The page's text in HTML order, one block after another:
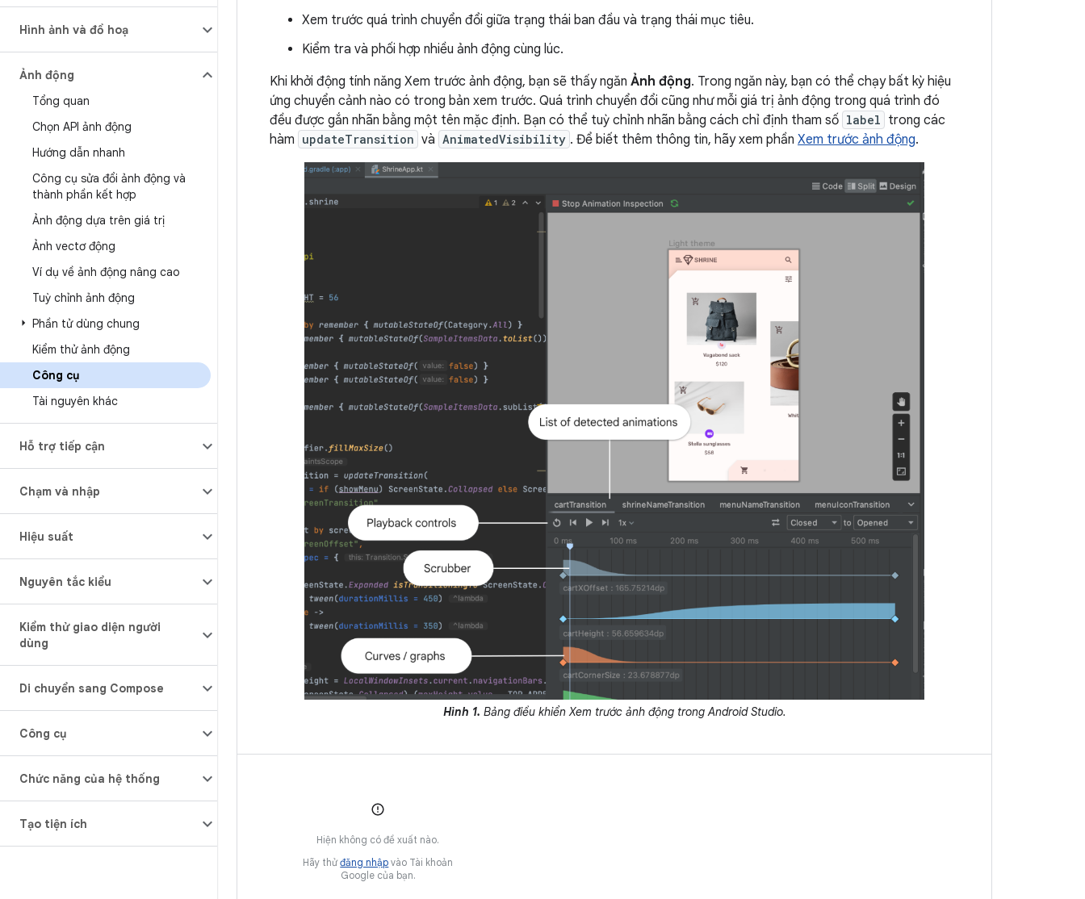
Hình ảnh và đồ hoạ
Ảnh động
Tổng quan
Chọn API ảnh động
Hướng dẫn nhanh
Công cụ sửa đổi ảnh động và
thành phần kết hợp
Ảnh động dựa trên giá trị
Ảnh vectơ động
Ví dụ về ảnh động nâng cao
Tuỳ chỉnh ảnh động
Phần tử dùng chung
Kiểm thử ảnh động
Công cụ
Tài nguyên khác
Hỗ trợ tiếp cận
Chạm và nhập
Hiệu suất
Nguyên tắc kiểu
Kiểm thử giao diện người
dùng
Di chuyển sang Compose
Công cụ
Chức năng của hệ thống
Tạo tiện ích
Xem trước quá trình chuyển đổi giữa trạng thái ban đầu và trạng thái mục tiêu.
Kiểm tra và phối hợp nhiều ảnh động cùng lúc.
Khi khởi động tính năng Xem trước ảnh động, bạn sẽ thấy ngăn Ảnh động. Trong ngăn này, bạn có thể chạy bất kỳ hiệu
ứng chuyển cảnh nào có trong bản xem trước. Quá trình chuyển đổi cũng như mỗi giá trị ảnh động trong quá trình đó
đều được gắn nhãn bằng một tên mặc định. Bạn có thể tuỳ chỉnh nhãn bằng cách chỉ định tham số label trong các
hàm updateTransition và AnimatedVisibility . Để biết thêm thông tin, hãy xem phần Xem trước ảnh động.
Hình 1. Bảng điều khiển Xem trước ảnh động trong Android Studio.
Hiện không có đề xuất nào.
Hãy thửđăng nhập vào Tài khoản
Google của bạn.